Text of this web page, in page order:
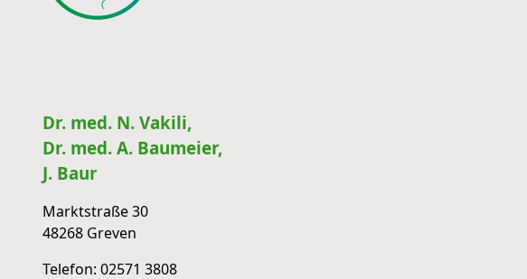
Dr. med. N. Vakili,
Dr. med. A. Baumeier,
J. Baur
Marktstraße 30
48268 Greven
Telefon: 02571 3808